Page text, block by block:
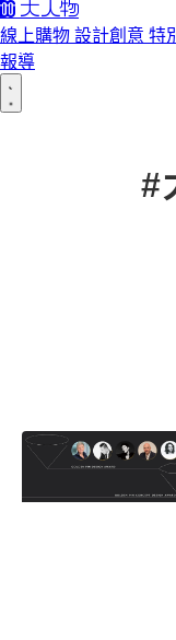
線上購物 設計創意 特
報導
#